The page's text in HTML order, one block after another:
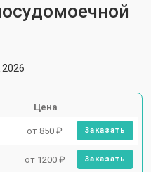
Цена
от 850 ₽ Заказать
от 1200 ₽ Заказать